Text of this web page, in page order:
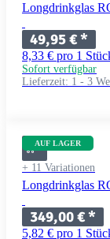
Longdrinkglas
49,95 €*
8,33 € pro 1
Sofort verfügbar
Lieferzeit: 1 - 3
AUF LAGER
+ 11 Variationen
Longdrinkglas
349,00 €*
5,82 € pro 1